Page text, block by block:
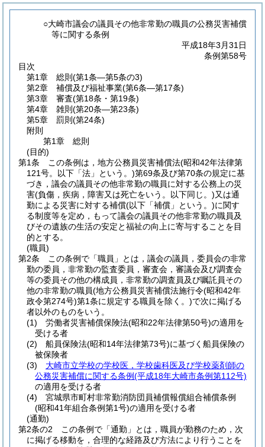
○大崎市議会の議員その他非常勤の職員の公務災害補償
等に関する条例
平成18年3月31日
条例第58号
目次
第1章
総則 (第1条―第5条の3)
第2章
補償及び福祉事業(第6条―第17条)
第3章
審査(第18条・第19条)
第4章
雑則 (第20条―第23条)
第5章
罰則 (第24条)
附則
第1章
総則
(目的)
第1条
この条例は，地方公務員災害補償法(昭和42年法律第
121号。以下「法」という。)第69条及び第70条の規定に基
づき，議会の議員その他非常勤の職員に対する公務上の災
害(負傷，疾病，障害又は死亡をいう。以下同じ。)又は通
勤による災害に対する補償(以下「補償」という。)に関す
る制度等を定め，もって議会の議員その他非常勤の職員及
びその遺族の生活の安定と福祉の向上に寄与することを目
的とする。
(職員)
第2条
この条例で「職員」とは，議会の議員，委員会の非常
勤の委員，非常勤の監査委員，審査会，審議会及び調査会
等の委員その他の構成員，非常勤の調査員及び嘱託員その
他の非常勤の職員(地方公務員災害補償法施行令(昭和42年
政令第274号)第1条に規定する職員を除く。)で次に掲げる
者以外のものをいう。
(1)
労働者災害補償保険法(昭和22年法律第50号)の適用を
受ける者
(2)
船員保険法(昭和14年法律第73号)に基づく船員保険の
被保険者
(3)
大崎市立学校の学校医，学校歯科医及び学校薬剤師の
公務災害補償に関する条例(平成18年大崎市条例第112号)
の適用を受ける者
(4)
宮城県市町村非常勤消防団員補償報償組合補償条例
(昭和41年組合条例第1号)の適用を受ける者
(通勤)
第2条の2
この条例で「通勤」とは，職員が勤務のため，次
に掲げる移動を，合理的な経路及び方法により行うことを